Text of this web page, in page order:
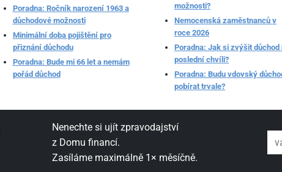
Poradna: Ročník narození 1963 a
důchodové možnosti
Minimální doba pojištění pro
přiznání důchodu
Poradna: Bude mi 66 let a nemám
pořád důchod
možnosti?
Nemocenská zaměstnanců v
roce 2026
Poradna: Jak si zvýšit důchod
poslední chvíli?
Poradna: Budu vdovský
pobírat trvale?
Nenechte si ujít zpravodajství
z Domu financí.
Zasíláme maximálně 1× měsíčně.